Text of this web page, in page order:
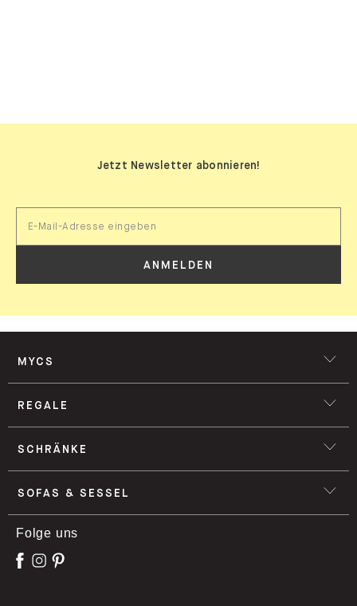
Jetzt Newsletter abonnieren!
ANMELDEN
MYCS
REGALE
SCHRÄNKE
SOFAS & SESSEL
Folge uns